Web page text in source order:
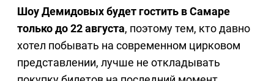
Шоу Демидовых будет гостить в Самаре
только до 22 августа, поэтому тем, кто давно
хотел побывать на современном цирковом
представлении, лучше не откладывать